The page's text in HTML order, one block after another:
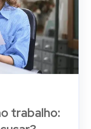
trabalho: